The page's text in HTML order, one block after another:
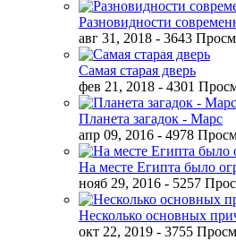
Разновидности
авг 31, 2018 - 3643
Самая старая дверь
фев 21, 2018 - 4301
Планета загадок - Марс
апр 09, 2016 - 4978
На месте Египта было
нояб 29, 2016 - 5257
Несколько основных
окт 22, 2019 - 3755